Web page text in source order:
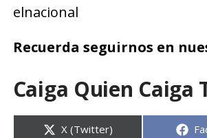
elnacional
Recuerda seguirnos en
Caiga Quien Caiga
Compartir
X (Twitter)